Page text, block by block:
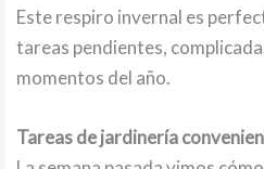
Este respiro invernal es
tareas pendientes,
momentos del año.
Tareas de jardinería